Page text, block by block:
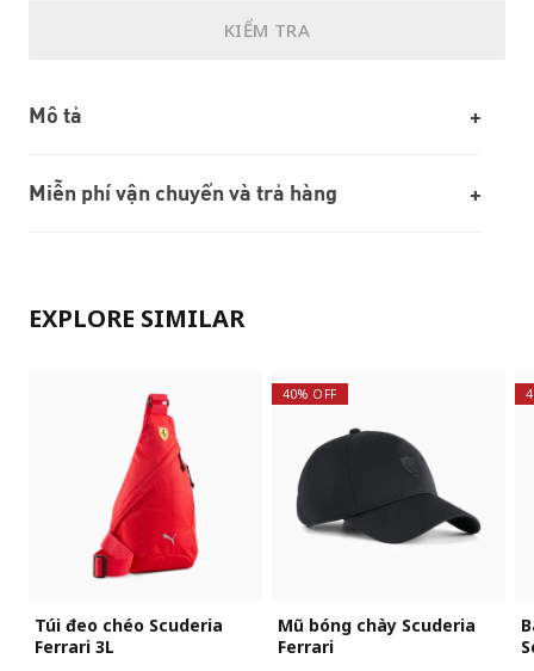
KIỂM TRA
Mô tả
Miễn phí vận chuyển và trả hàng
EXPLORE SIMILAR
Túi đeo chéo Scuderia
Ferrari 3L
40% OFF
Mũ bóng chày Scuderia
Ferrari